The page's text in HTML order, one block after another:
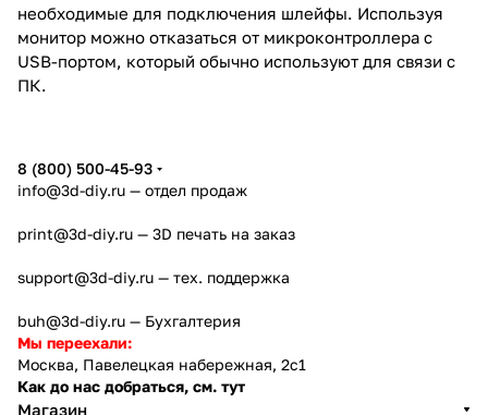
необходимые для подключения шлейфы. Используя
монитор можно отказаться от микроконтроллера с
USB-портом, который обычно используют для связи с
ПК.
8 (800) 500-45-93
info@3d-diy.ru — отдел продаж
print@3d-diy.ru — 3D печать на заказ
support@3d-diy.ru — тех. поддержка
buh@3d-diy.ru — Бухгалтерия
Мы переехали:
Москва, Павелецкая набережная, 2с1
Как до нас добраться, см. тут
Магазин